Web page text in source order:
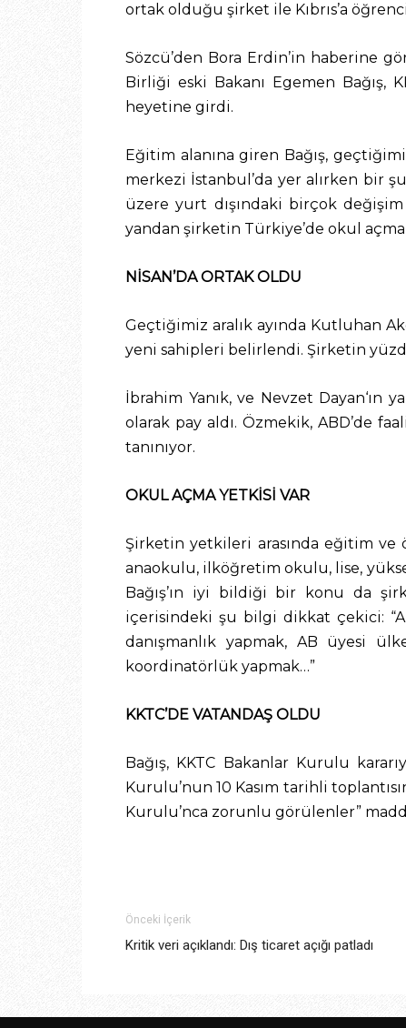
ortak olduğu şirket ile Kıbrıs’a
Sözcü’den Bora Erdin’in haberine
Birliği eski Bakanı Egemen Bağış,
heyetine girdi.
Eğitim alanına giren Bağış,
merkezi İstanbul’da yer alırken bir
üzere yurt dışındaki birçok
yandan şirketin Türkiye’de okul
NİSAN’DA ORTAK OLDU
Geçtiğimiz aralık ayında Kutluhan
yeni sahipleri belirlendi. Şirketin
İbrahim Yanık, ve Nevzet Dayan‘ın
olarak pay aldı. Özmekik, ABD’de
tanınıyor.
OKUL AÇMA YETKİSİ VAR
Şirketin yetkileri arasında eğitim
anaokulu, ilköğretim okulu, lise,
Bağış’ın iyi bildiği bir konu da
içerisindeki şu bilgi dikkat çekici:
danışmanlık yapmak, AB üyesi
koordinatörlük yapmak…”
KKTC’DE VATANDAŞ OLDU
Bağış, KKTC Bakanlar Kurulu
Kurulu’nun 10 Kasım tarihli
Kurulu’nca zorunlu görülenler”
Önceki İçerik
Kritik veri açıklandı: Dış ticaret açığı patladı